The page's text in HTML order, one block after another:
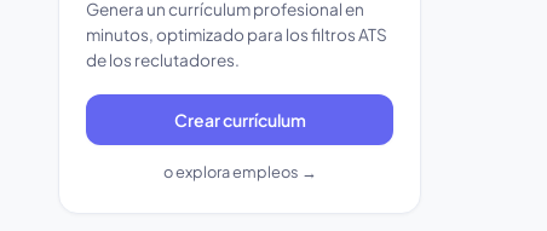
Genera un currículum profesional en
minutos, optimizado para los filtros ATS
de los reclutadores.
Crear currículum
o explora empleos →